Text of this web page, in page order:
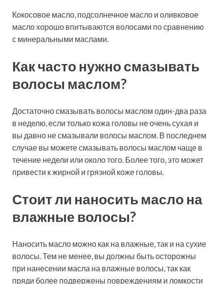
Кокосовое масло, подсолнечное масло и оливковое
масло хорошо впитываются волосами по сравнению
с минеральными маслами.
Как часто нужно смазывать
волосы маслом?
Достаточно смазывать волосы маслом один-два раза
в неделю, если только кожа головы не очень сухая и
вы давно не смазывали волосы маслом. В последнем
случае вы можете смазывать волосы маслом чаще в
течение недели или около того. Более того, это может
привести к жирной и грязной коже головы.
Стоит ли наносить масло на
влажные волосы?
Наносить масло можно как на влажные, так и на сухие
волосы. Тем не менее, вы должны быть осторожны
при нанесении масла на влажные волосы, так как
пряди более подвержены повреждениям и ломкости